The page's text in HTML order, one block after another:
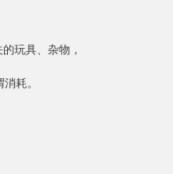
玩具、杂物，
耗。